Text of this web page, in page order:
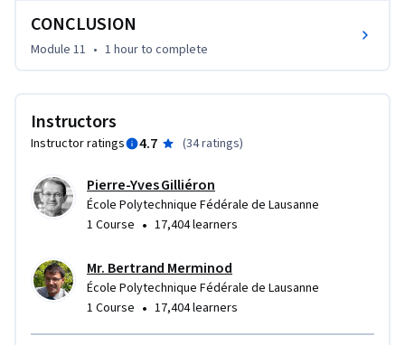
CONCLUSION
Module 11 • 1 hourto complete
Instructors
Instructor ratings 4.7 (34 ratings)
Pierre-Yves Gilliéron
École Polytechnique Fédérale de Lausanne
1 Course • 17,404 learners
Mr. Bertrand Merminod
École Polytechnique Fédérale de Lausanne
1 Course • 17,404 learners